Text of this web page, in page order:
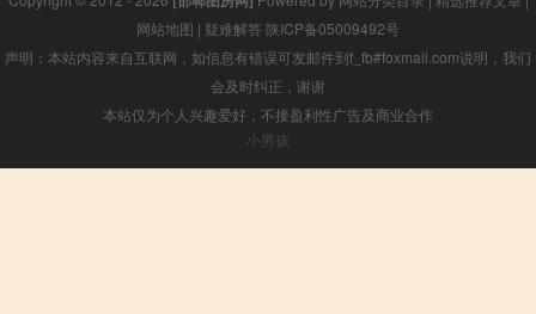
网站地图 | 疑难解答 陕ICP备05009492号
声明：本站内容来自互联网，如信息有错误可发邮件到f_fb#foxmail.com说明，我们
会及时纠正，谢谢
本站仅为个人兴趣爱好，不接盈利性广告及商业合作
小男孩